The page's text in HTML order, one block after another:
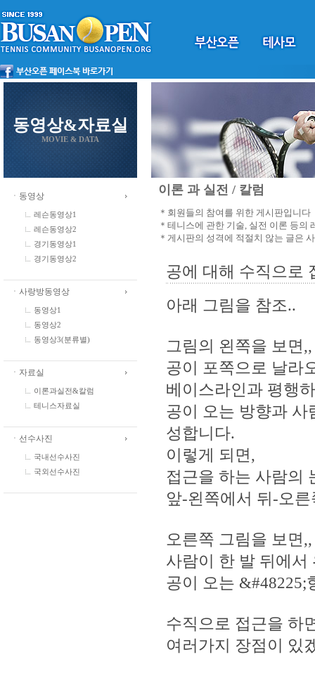
동영상&자료실
MOVIE & DATA
ㆍ동영상
레슨동영상1
레슨동영상2
경기동영상1
경기동영상2
ㆍ사랑방동영상
동영상1
동영상2
동영상3(분류별)
ㆍ자료실
이론과실전&칼럼
테니스자료실
ㆍ선수사진
국내선수사진
국외선수사진
이론 과 실전 / 칼럼
＊회원들의 참여를 위한 게시판입니다
＊테니스에 관한 기술, 실전 이론 등의
＊게시판의 성격에 적절치 않는 글은
공에 대해 수직으로
아래 그림을 참조..
그림의 왼쪽을 보면,,
공이 포쪽으로 날라
베이스라인과 평행
공이 오는 방향과 사
성합니다.
이렇게 되면,
접근을 하는 사람의
앞-왼쪽에서 뒤-오
오른쪽 그림을 보면,,
사람이 한 발 뒤에서
공이 오는 &#48225;
수직으로 접근을 하
여러가지 장점이 있